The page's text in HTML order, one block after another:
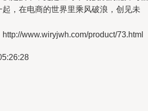
，在电商的世界里乘风破浪，创见未
www.wiryjwh.com/product/73.html